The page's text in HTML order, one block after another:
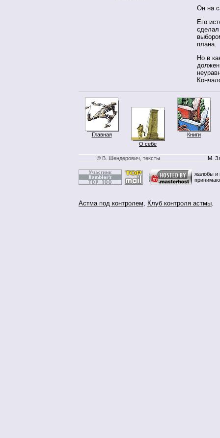
Он на
Его
сделал
плана.
Но в
Главная
О себе
Книги
© В. Шендерович, тексты М.
жалобы и
Астма под контролем, Клуб контроля астмы.